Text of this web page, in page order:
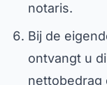
notaris.
Bij de
ontvangt u
nettobedrag